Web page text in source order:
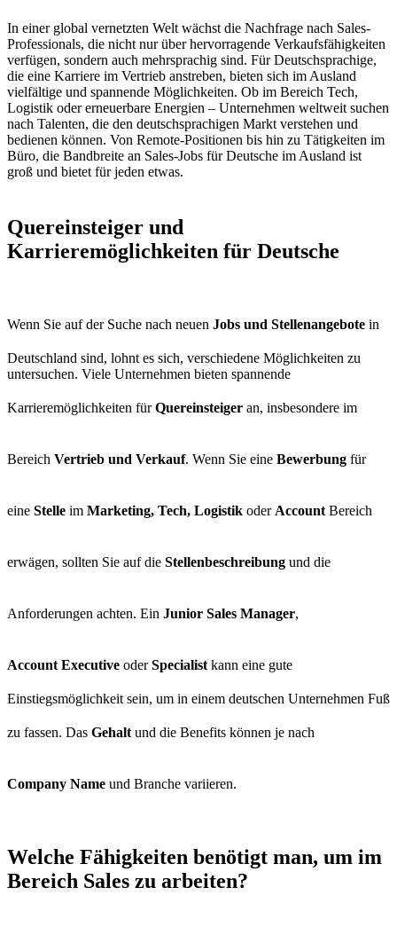
In einer global vernetzten Welt wächst die Nachfrage nach Sales-
Professionals, die nicht nur über hervorragende Verkaufsfähigkeiten
verfügen, sondern auch mehrsprachig sind. Für Deutschsprachige,
die eine Karriere im Vertrieb anstreben, bieten sich im Ausland
vielfältige und spannende Möglichkeiten. Ob im Bereich Tech,
Logistik oder erneuerbare Energien – Unternehmen weltweit suchen
nach Talenten, die den deutschsprachigen Markt verstehen und
bedienen können. Von Remote-Positionen bis hin zu Tätigkeiten im
Büro, die Bandbreite an Sales-Jobs für Deutsche im Ausland ist
groß und bietet für jeden etwas.
Quereinsteiger und
Karrieremöglichkeiten für Deutsche
Wenn Sie auf der Suche nach neuen Jobs und Stellenangebote in
Deutschland sind, lohnt es sich, verschiedene Möglichkeiten zu
untersuchen. Viele Unternehmen bieten spannende
Karrieremöglichkeiten fürQuereinsteiger an, insbesondere im
Bereich Vertrieb und Verkauf. Wenn Sie eine Bewerbung für
eine Stelle im Marketing, Tech, Logistik oder Account Bereich
erwägen, sollten Sie auf die Stellenbeschreibung und die
Anforderungen achten. Ein Junior Sales Manager,
Account Executive oderSpecialist kann eine gute
Einstiegsmöglichkeit sein, um in einem deutschen Unternehmen Fuß
zu fassen. Das Gehalt und die Benefits können je nach
Company Name und Branche variieren.
Welche Fähigkeiten benötigt man, um im
Bereich Sales zu arbeiten?